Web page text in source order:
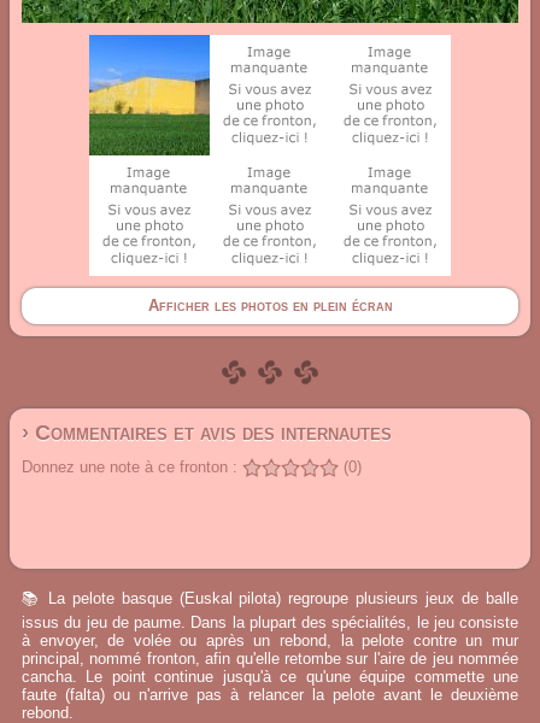
Afficher les photos en plein écran
› Commentaires et avis des internautes
Donnez une note à ce fronton : (0)
📚 La pelote basque (Euskal pilota) regroupe plusieurs jeux de balle
issus du jeu de paume. Dans la plupart des spécialités, le jeu consiste
à envoyer, de volée ou après un rebond, la pelote contre un mur
principal, nommé fronton, afin qu'elle retombe sur l'aire de jeu nommée
cancha. Le point continue jusqu'à ce qu'une équipe commette une
faute (falta) ou n'arrive pas à relancer la pelote avant le deuxième
rebond.